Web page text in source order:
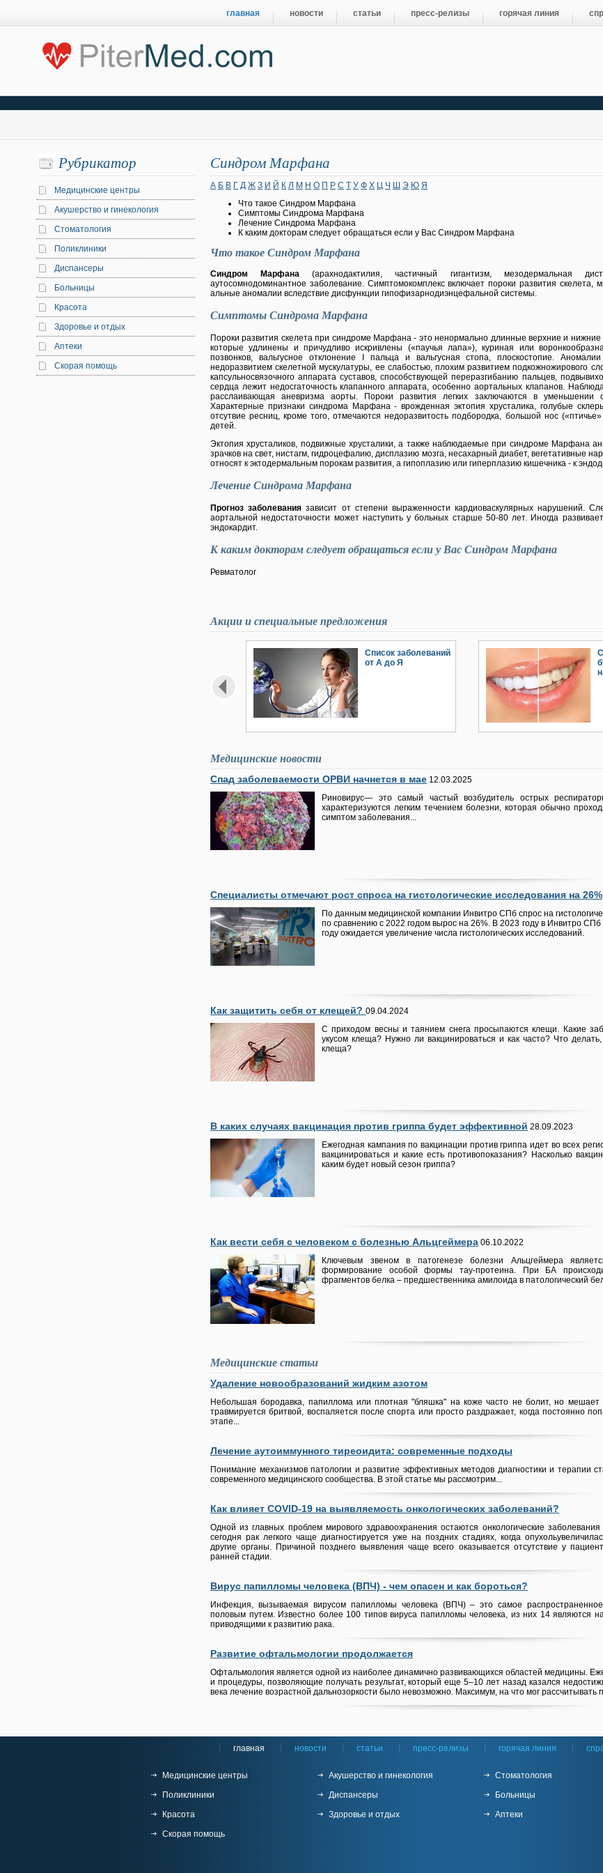
главная новости статьи пресс-релизы горячая линия
Синдром Марфана
А Б В Г Д Ж З И Й К Л М Н О П Р С Т У Ф Х Ц Ч Ш Э Ю Я
Что такое Синдром Марфана
Симптомы Синдрома Марфана
Лечение Синдрома Марфана
К каким докторам следует обращаться если у Вас Синдром Марфана
Что такое Синдром Марфана
Синдром Марфана (арахнодактилия, частичный гигантизм, мезодермальная
аутосомнодоминантное заболевание. Симптомокомплекс включает пороки развития скелета,
альные аномалии вследствие дисфункции гипофизарнодиэнцефальной системы.
Симптомы Синдрома Марфана
Пороки развития скелета при синдроме Марфана - это ненормально длинные верхние и нижние
которые удлинены и причудливо искривлены («паучья лапа»), куриная или
позвонков, вальгусное отклонение I пальца и вальгусная стопа, плоскостопие.
недоразвитием скелетной мускулатуры, ее слабостью, плохим развитием подкожножирового
капсульносвязочного аппарата суставов, способствующей переразгибанию пальцев,
сердца лежит недосгаточность клапанного аппарата, особенно аортальных клапанов.
расслаивающая аневризма аорты. Пороки развития легких заключаются в уменьшении
Характерные признаки синдрома Марфана - врожденная эктопия хрусталика, голубые
отсутвие ресниц, кроме того, отмечаются недоразвитость подбородка, большой нос
детей.
Эктопия хрусталиков, подвижные хрусталики, а также наблюдаемые при синдроме Марфана
зрачков на свет, нистагм, гидроцефалию, дисплазию мозга, несахарный диабет, вегетативные
относят к эктодермальным порокам развития, а гипоплазию или гиперплазию кишечника - к
Лечение Синдрома Марфана
Прогноз заболевания зависит от степени выраженности кардиоваскулярных нарушений.
аортальной недостаточности может наступить у больных старше 50-80 лет. Иногда
эндокардит.
К каким докторам следует обращаться если у Вас Синдром Марфана
Ревматолог
Акции и специальные предложения
Список заболеваний
от А до Я
Медицинские новости
Спад заболеваемости ОРВИ начнется в мае 12.03.2025
Риновирус— это самый частый возбудитель острых
характеризуются легким течением болезни, которая обычно
симптом заболевания...
Специалисты отмечают рост спроса на гистологические исследования на 26%
По данным медицинской компании Инвитро СПб спрос на
по сравнению с 2022 годом вырос на 26%. В 2023 году в Инвитро
году ожидается увеличение числа гистологических исследований.
Как защитить себя от клещей? 09.04.2024
С приходом весны и таянием снега просыпаются клещи. Какие
укусом клеща? Нужно ли вакцинироваться и как часто? Что
клеща?
В каких случаях вакцинация против гриппа будет эффективной 28.09.2023
Ежегодная кампания по вакцинации против гриппа идет во всех
вакцинироваться и какие есть противопоказания? Насколько
каким будет новый сезон гриппа?
Как вести себя с человеком с болезнью Альцгеймера 06.10.2022
Ключевым звеном в патогенезе болезни Альцгеймера
формирование особой формы тау-протеина. При БА
фрагментов белка – предшественника амилоида в патологический
Медицинские статьи
Удаление новообразований жидким азотом
Небольшая бородавка, папиллома или плотная "бляшка" на коже часто не болит, но мешает
травмируется бритвой, воспаляется после спорта или просто раздражает, когда постоянно
этапе...
Лечение аутоиммунного тиреоидита: современные подходы
Понимание механизмов патологии и развитие эффективных методов диагностики и терапии
современного медицинского сообщества. В этой статье мы рассмотрим...
Как влияет COVID-19 на выявляемость онкологических заболеваний?
Одной из главных проблем мирового здравоохранения остаются онкологические заболевания
сегодня рак легкого чаще диагностируется уже на поздних стадиях, когда
другие органы. Причиной позднего выявления чаще всего оказывается отсутствие у
ранней стадии.
Вирус папилломы человека (ВПЧ) - чем опасен и как бороться?
Инфекция, вызываемая вирусом папилломы человека (ВПЧ) – это самое
половым путем. Известно более 100 типов вируса папилломы человека, из них 14 являются
приводящими к развитию рака.
Развитие офтальмологии продолжается
Офтальмология является одной из наиболее динамично развивающихся областей медицины.
и процедуры, позволяющие получать результат, который еще 5–10 лет назад казался
века лечение возрастной дальнозоркости было невозможно. Максимум, на что мог рассчитывать
Рубрикатор
Медицинские центры
Акушерство и гинекология
Стоматология
Поликлиники
Диспансеры
Больницы
Красота
Здоровье и отдых
Аптеки
Скорая помощь
главная новости статьи пресс-релизы горячая линия
Медицинские центры Акушерство и гинекология
Стоматология
Поликлиники
Диспансеры
Больницы
Красота
Здоровье и отдых
Аптеки
Скорая помощь